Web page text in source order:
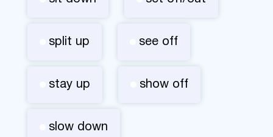
split up see off
stay up show off
slow down